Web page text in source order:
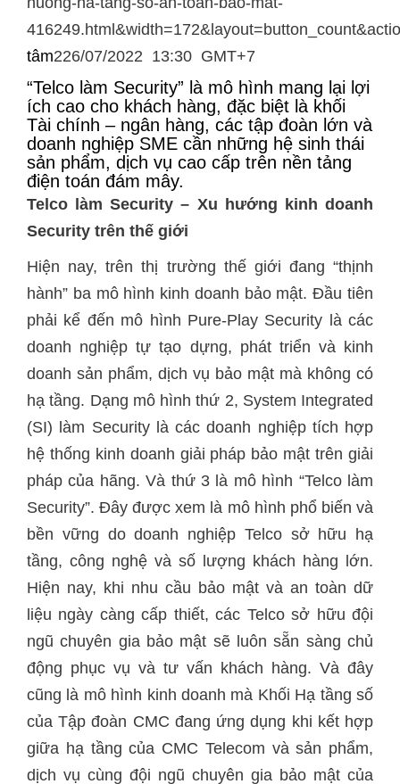
tâm226/07/2022 13:30 GMT+7
“Telco làm Security” là mô hình mang lại lợi
ích cao cho khách hàng, đặc biệt là khối
Tài chính – ngân hàng, các tập đoàn lớn và
doanh nghiệp SME cần những hệ sinh thái
sản phẩm, dịch vụ cao cấp trên nền tảng
điện toán đám mây.
Telco làm Security – Xu hướng kinh doanh
Security trên thế giới
Hiện nay, trên thị trường thế giới đang “thịnh
hành” ba mô hình kinh doanh bảo mật. Đầu tiên
phải kể đến mô hình Pure-Play Security là các
doanh nghiệp tự tạo dựng, phát triển và kinh
doanh sản phẩm, dịch vụ bảo mật mà không có
hạ tầng. Dạng mô hình thứ 2, System Integrated
(SI) làm Security là các doanh nghiệp tích hợp
hệ thống kinh doanh giải pháp bảo mật trên giải
pháp của hãng. Và thứ 3 là mô hình “Telco làm
Security”. Đây được xem là mô hình phổ biến và
bền vững do doanh nghiệp Telco sở hữu hạ
tầng, công nghệ và số lượng khách hàng lớn.
Hiện nay, khi nhu cầu bảo mật và an toàn dữ
liệu ngày càng cấp thiết, các Telco sở hữu đội
ngũ chuyên gia bảo mật sẽ luôn sẵn sàng chủ
động phục vụ và tư vấn khách hàng. Và đây
cũng là mô hình kinh doanh mà Khối Hạ tầng số
của Tập đoàn CMC đang ứng dụng khi kết hợp
giữa hạ tầng của CMC Telecom và sản phẩm,
dịch vụ cùng đội ngũ chuyên gia bảo mật của